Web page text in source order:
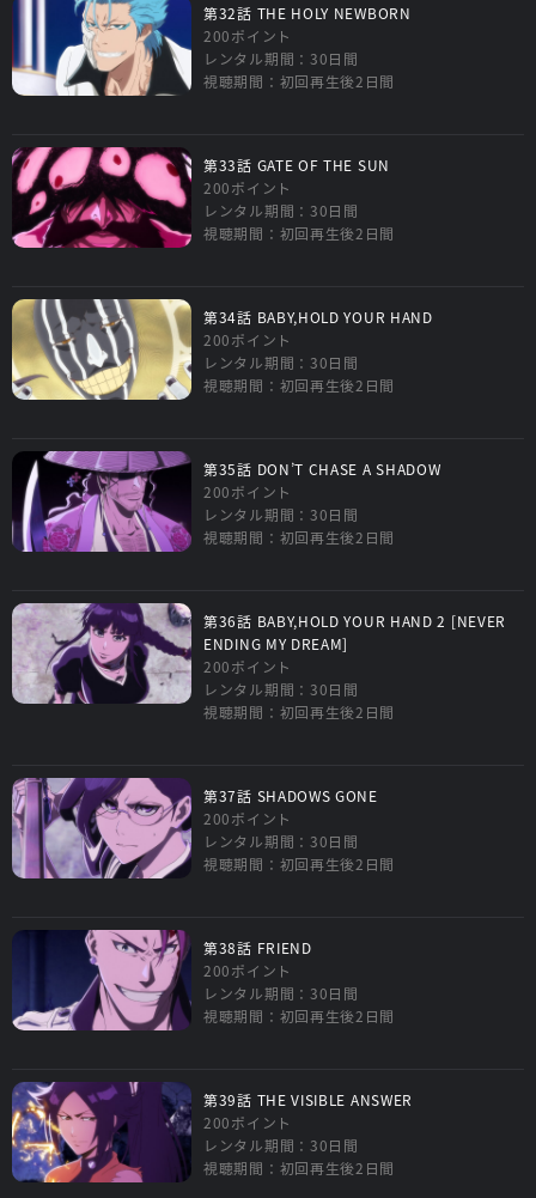
第32話 THE HOLY NEWBORN
200ポイント
レンタル期間：30日間
視聴期間：初回再生後2日間
第33話 GATE OF THE SUN
200ポイント
レンタル期間：30日間
視聴期間：初回再生後2日間
第34話 BABY,HOLD YOUR HAND
200ポイント
レンタル期間：30日間
視聴期間：初回再生後2日間
第35話 DON’T CHASE A SHADOW
200ポイント
レンタル期間：30日間
視聴期間：初回再生後2日間
第36話 BABY,HOLD YOUR HAND 2 [NEVER
ENDING MY DREAM]
200ポイント
レンタル期間：30日間
視聴期間：初回再生後2日間
第37話 SHADOWS GONE
200ポイント
レンタル期間：30日間
視聴期間：初回再生後2日間
第38話 FRIEND
200ポイント
レンタル期間：30日間
視聴期間：初回再生後2日間
第39話 THE VISIBLE ANSWER
200ポイント
レンタル期間：30日間
視聴期間：初回再生後2日間